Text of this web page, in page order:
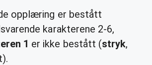
opplæring er bestått
karakterene 2-6,
1 er ikke bestått (stryk,